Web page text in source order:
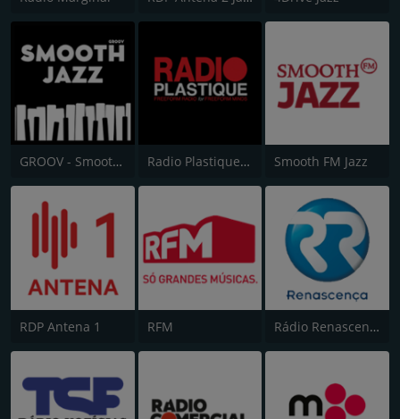
GROOV - Smooth Jazz Radio Plastique Portugal Smooth FM Jazz
RDP Antena 1 RFM Rádio Renascença